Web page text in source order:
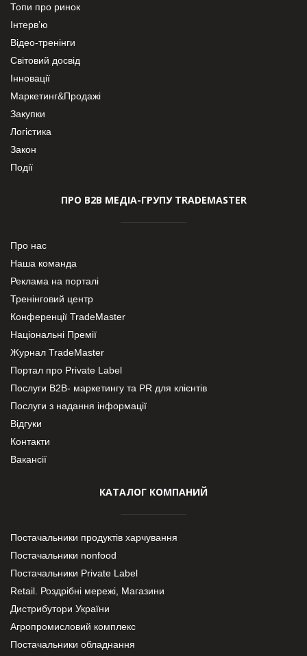
Топи про ринок
Інтерв’ю
Відео-тренінги
Світовий досвід
Інновації
Маркетинг&Продажі
Закупки
Логістика
Закон
Події
ПРО В2В МЕДІА-ГРУПУ TRADEMASTER
Про нас
Наша команда
Реклама на порталі
Тренінговий центр
Конференції TradeMaster
Національні Премії
Журнал TradeMaster
Портал про Private Label
Послуги В2В- маркетингу та PR для клієнтів
Послуги з надання інформації
Відгуки
Контакти
Вакансії
КАТАЛОГ КОМПАНИЙ
Постачальники продуктів харчування
Постачальники nonfood
Постачальники Private Label
Retail. Роздрібні мережі, Магазини
Дистрибутори України
Агропромисловий комплекс
Постачальники обладнання